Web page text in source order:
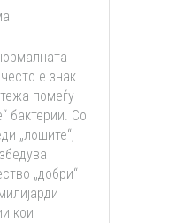
е знак
помеѓу
бактерии. Со
„лошите“,
„добри“
кои